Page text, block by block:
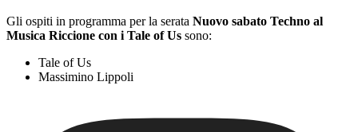
Gli ospiti in programma per la serata Nuovo sabato Techno al
Musica Riccione con i Tale of Us sono:
Tale of Us
Massimino Lippoli